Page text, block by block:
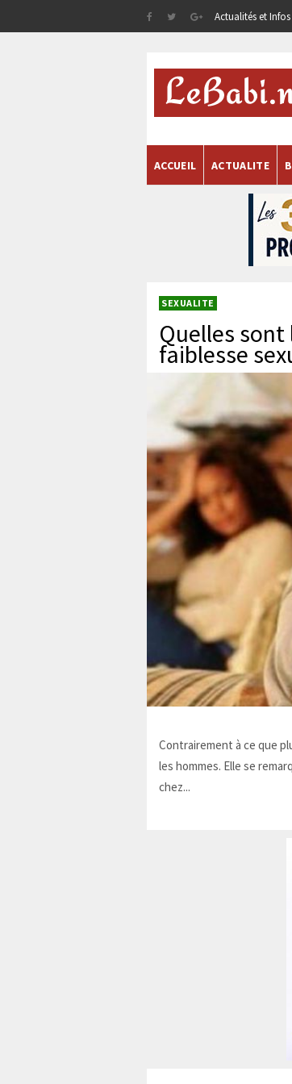
Actualités et
ACCUEIL ACTUALITE
SEXUALITE
Quelles sont
faiblesse
Contrairement à ce que
les hommes. Elle se
chez...